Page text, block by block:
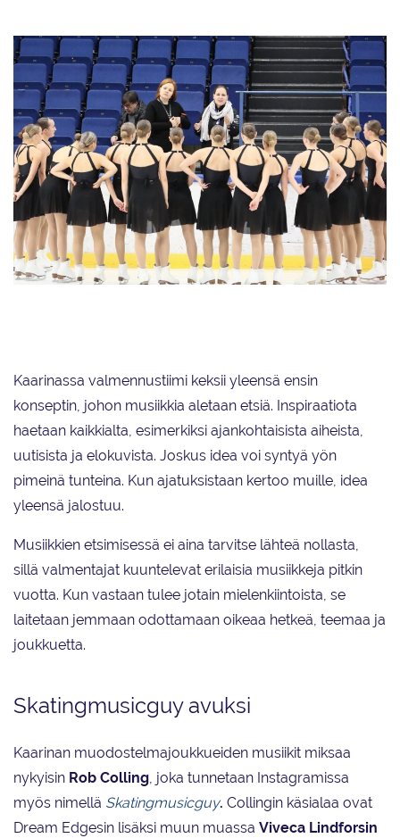
Kaarinassa valmennustiimi keksii yleensä ensin
konseptin, johon musiikkia aletaan etsiä. Inspiraatiota
haetaan kaikkialta, esimerkiksi ajankohtaisista aiheista,
uutisista ja elokuvista. Joskus idea voi syntyä yön
pimeinä tunteina. Kun ajatuksistaan kertoo muille, idea
yleensä jalostuu.
Musiikkien etsimisessä ei aina tarvitse lähteä nollasta,
sillä valmentajat kuuntelevat erilaisia musiikkeja pitkin
vuotta. Kun vastaan tulee jotain mielenkiintoista, se
laitetaan jemmaan odottamaan oikeaa hetkeä, teemaa ja
joukkuetta.
Skatingmusicguy avuksi
Kaarinan muodostelmajoukkueiden musiikit miksaa
nykyisin Rob Colling , joka tunnetaan Instagramissa
myös nimellä Skatingmusicguy. Collingin käsialaa ovat
Dream Edgesin lisäksi muun muassa Viveca Lindforsin